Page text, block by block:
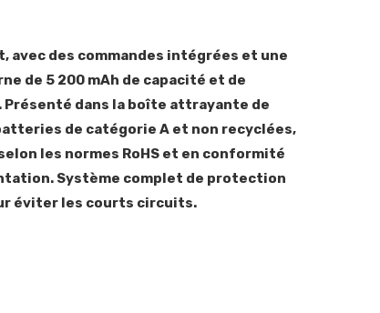
des commandes intégrées et une
de 5 200 mAh de capacité et de
Présenté dans la boîte attrayante de
de catégorie A et non recyclées,
les normes RoHS et en conformité
Système complet de protection
éviter les courts circuits.